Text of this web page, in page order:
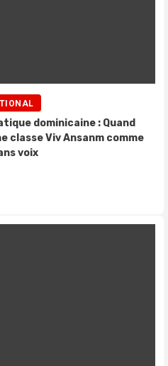
dominicaine : Quand
classe Viv Ansanm comme
voix